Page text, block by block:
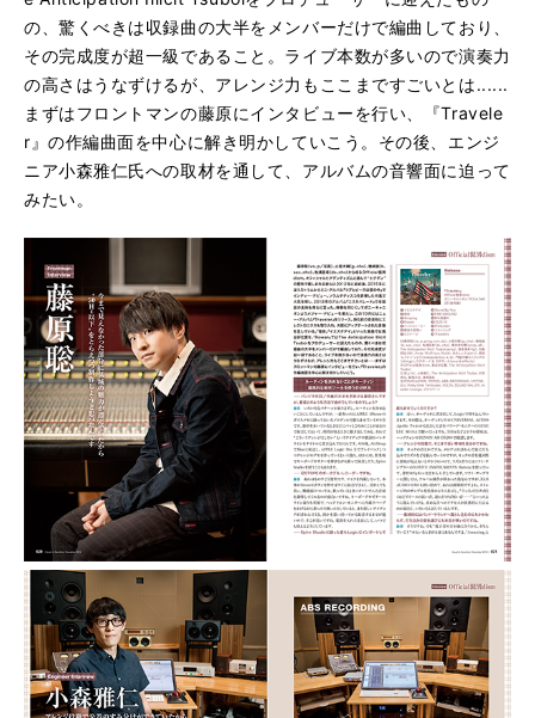
の、驚くべきは収録曲の大半をメンバーだけで編曲しており、
その完成度が超一級であること。ライブ本数が多いので演奏力
の高さはうなずけるが、アレンジ力もここまですごいとは......
まずはフロントマンの藤原にインタビューを行い、『Travele
r』の作編曲面を中心に解き明かしていこう。その後、エンジ
ニア小森雅仁氏への取材を通して、アルバムの音響面に迫って
みたい。